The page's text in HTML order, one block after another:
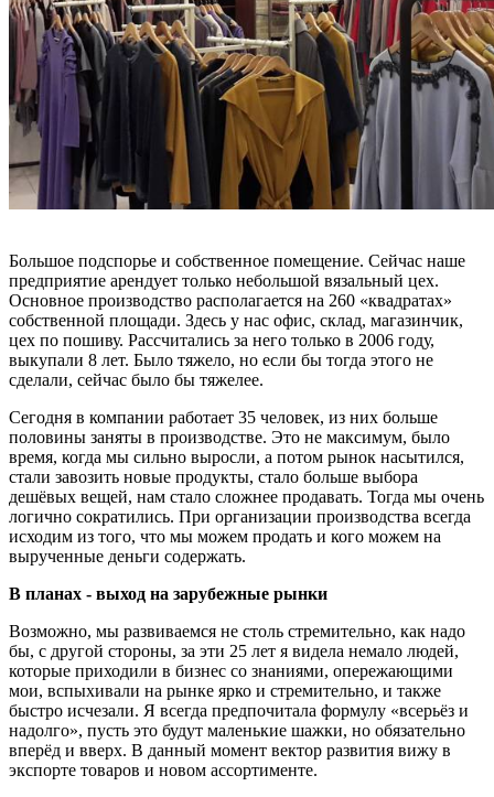
Большое подспорье и собственное помещение. Сейчас наше
предприятие арендует только небольшой вязальный цех.
Основное производство располагается на 260 «квадратах»
собственной площади. Здесь у нас офис, склад, магазинчик,
цех по пошиву. Рассчитались за него только в 2006 году,
выкупали 8 лет. Было тяжело, но если бы тогда этого не
сделали, сейчас было бы тяжелее.
Сегодня в компании работает 35 человек, из них больше
половины заняты в производстве. Это не максимум, было
время, когда мы сильно выросли, а потом рынок насытился,
стали завозить новые продукты, стало больше выбора
дешёвых вещей, нам стало сложнее продавать. Тогда мы очень
логично сократились. При организации производства всегда
исходим из того, что мы можем продать и кого можем на
вырученные деньги содержать.
В планах - выход на зарубежные рынки
Возможно, мы развиваемся не столь стремительно, как надо
бы, с другой стороны, за эти 25 лет я видела немало людей,
которые приходили в бизнес со знаниями, опережающими
мои, вспыхивали на рынке ярко и стремительно, и также
быстро исчезали. Я всегда предпочитала формулу «всерьёз и
надолго», пусть это будут маленькие шажки, но обязательно
вперёд и вверх. В данный момент вектор развития вижу в
экспорте товаров и новом ассортименте.